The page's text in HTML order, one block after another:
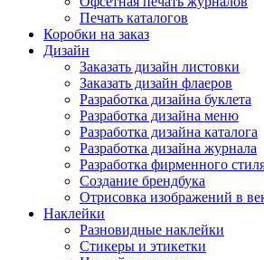
Печать каталогов
Коробки на заказ
Дизайн
Заказать дизайн листовки
Заказать дизайн флаеров
Разработка дизайна буклета
Разработка дизайна меню
Разработка дизайна каталога
Разработка дизайна журнала
Разработка фирменного
Создание брендбука
Отрисовка изображений в
Наклейки
Разновидные наклейки
Стикеры и этикетки